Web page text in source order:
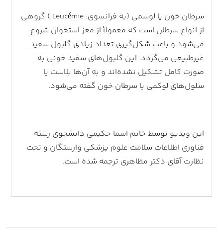
سرطان خون یا لوسمی (به فرانسوی: Leucémie ) گروهی
از انواع سرطان است که معمولاً از مغز استخوان شروع
می‌شود و باعث شکل‌گیری تعداد زیادی گلبول سفید
غیرطبیعی می‌گردد. این گلبول‌های سفید خونی به
صورت کامل تشکیل نشده‌اند و به آن‌ها بلاست یا
سلول‌های لوکمی یا سرطان خون گفته می‌شود.
این ویدیو توسط خانم اسما حکیمی دانشجوی رشته
فناوری اطلاعات سلامت علوم پزشکی وارستگان و تحت
نظارت آقای دکتر مظاهری ترجمه شده است.